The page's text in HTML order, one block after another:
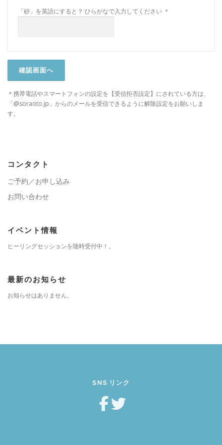
「砂」を英語にすると？ ひらがなで入力してください ＊
＊携帯電話やスマートフォンの設定を【受信拒否設定】にされている方は、
「@soraoto.jp」からのメールを受信できるように解除設定をお願いしま
す。
コンタクト
ご予約／お申し込み
お問い合わせ
イベント情報
ヒーリングセッションを随時受付中！。
最新のお知らせ
お知らせはありません。
SNS リンク